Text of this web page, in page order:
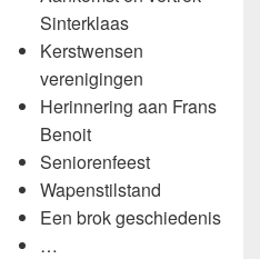
Sinterklaas
Kerstwensen
verenigingen
Herinnering aan Frans
Benoit
Seniorenfeest
Wapenstilstand
Een brok geschiedenis
…